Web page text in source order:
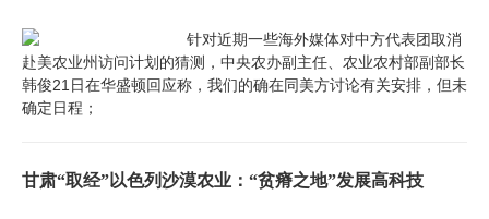
针对近期一些海外媒体对中方代表团取消
赴美农业州访问计划的猜测，中央农办副主任、农业农村部副部长
韩俊21日在华盛顿回应称，我们的确在同美方讨论有关安排，但未
确定日程；
甘肃“取经”以色列沙漠农业：“贫瘠之地”发展高科技